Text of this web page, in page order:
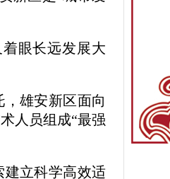
眼长远发展大
雄安新区面向
人员组成“最强
建立科学高效适